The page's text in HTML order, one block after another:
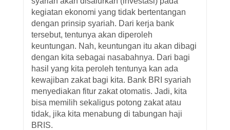
kegiatan ekonomi yang tidak bertentangan
dengan prinsip syariah. Dari kerja bank
tersebut, tentunya akan diperoleh
keuntungan. Nah, keuntungan itu akan dibagi
dengan kita sebagai nasabahnya. Dari bagi
hasil yang kita peroleh tentunya kan ada
kewajiban zakat bagi kita. Bank BRI syariah
menyediakan fitur zakat otomatis. Jadi, kita
bisa memilih sekaligus potong zakat atau
tidak, jika kita menabung di tabungan haji
BRIS.